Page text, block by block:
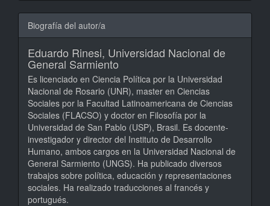
Biografía del autor/a
Eduardo Rinesi, Universidad Nacional de
General Sarmiento
Es licenciado en Ciencia Política por la Universidad
Nacional de Rosario (UNR), master en Ciencias
Sociales por la Facultad Latinoamericana de Ciencias
Sociales (FLACSO) y doctor en Filosofía por la
Universidad de San Pablo (USP), Brasil. Es docente-
investigador y director del Instituto de Desarrollo
Humano, ambos cargos en la Universidad Nacional de
General Sarmiento (UNGS). Ha publicado diversos
trabajos sobre política, educación y representaciones
sociales. Ha realizado traducciones al francés y
portugués.